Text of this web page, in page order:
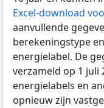
Excel-download
aanvullende
berekeningstype
energielabel. De
verzameld op 1 juli
energielabels en
opnieuw zijn